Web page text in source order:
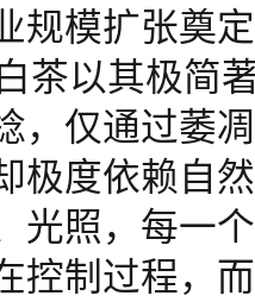
规模扩张奠
茶以其极简
，仅通过萎
极度依赖自
光照，每一
控制过程，